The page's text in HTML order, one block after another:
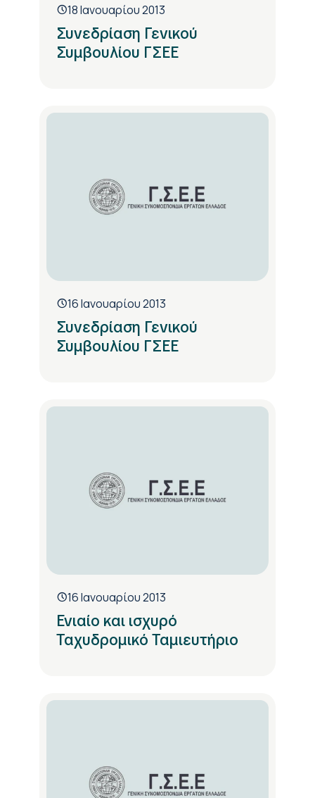
18 Ιανουαρίου 2013
Συνεδρίαση Γενικού
Συμβουλίου ΓΣΕΕ
16 Ιανουαρίου 2013
Συνεδρίαση Γενικού
Συμβουλίου ΓΣΕΕ
16 Ιανουαρίου 2013
Ενιαίο και ισχυρό
Ταχυδρομικό Ταμιευτήριο